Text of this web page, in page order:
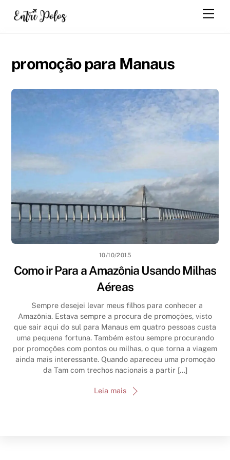
promoção para Manaus
10/10/2015
Como ir Para a Amazônia Usando Milhas
Aéreas
Sempre desejei levar meus filhos para conhecer a
Amazônia. Estava sempre a procura de promoções, visto
que sair aqui do sul para Manaus em quatro pessoas custa
uma pequena fortuna. Também estou sempre procurando
por promoções com pontos ou milhas, o que torna a viagem
ainda mais interessante. Quando apareceu uma promoção
da Tam com trechos nacionais a partir […]
Leia mais